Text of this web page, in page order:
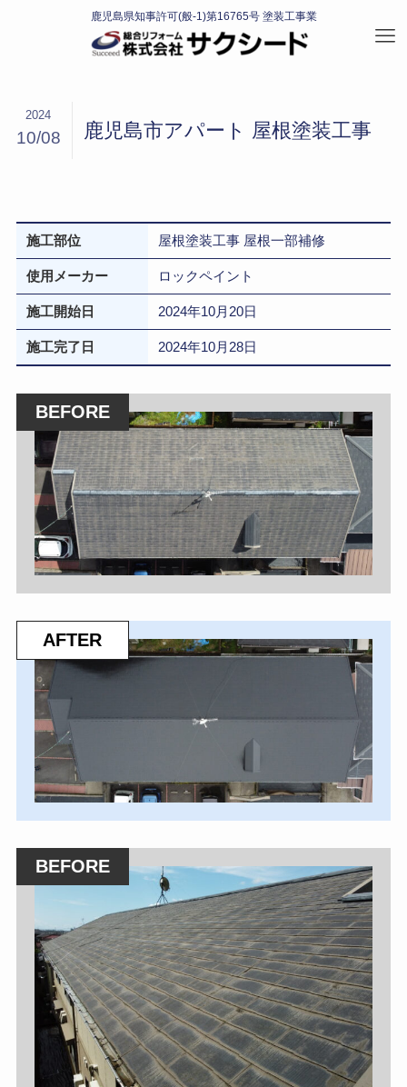
鹿児島市アパート 屋根塗装工事
2024
10/08
施工部位 屋根塗装工事 屋根一部補修
使用メーカー ロックペイント
施工開始日 2024年10月20日
施工完了日 2024年10月28日
BEFORE
AFTER
BEFORE